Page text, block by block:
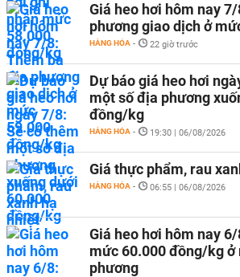
Giá heo hơi hôm nay
phương giao dịch ở
HÀNG HÓA - 22 giờ trước
Dự báo giá heo hơi
một số địa phương
đồng/kg
HÀNG HÓA - 19:30 | 06/08/2026
Giá thực phẩm, rau
HÀNG HÓA - 06:55 | 06/08/2026
Giá heo hơi hôm nay
mức 60.000 đồng/kg ở
phương